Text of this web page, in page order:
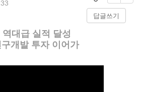
답글쓰기
대급 실적 달성
개발 투자 이어가